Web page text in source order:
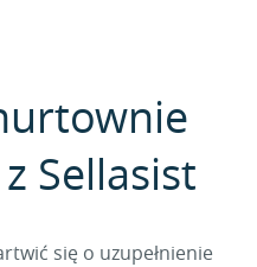
Sellasist
się o uzupełnienie